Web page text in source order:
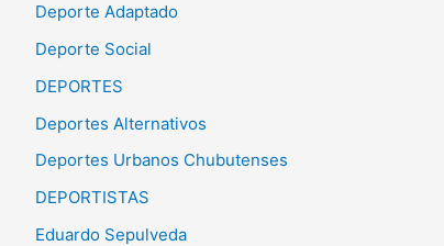
Deporte Adaptado
Deporte Social
DEPORTES
Deportes Alternativos
Deportes Urbanos Chubutenses
DEPORTISTAS
Eduardo Sepulveda